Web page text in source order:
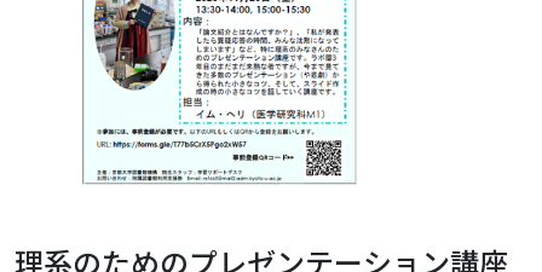
理系のためのプレゼンテーション講座